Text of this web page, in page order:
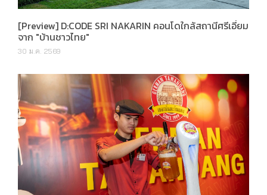
[Preview] D:CODE SRI NAKARIN คอนโดใกล้สถานีศรีเอี่ยม
จาก "บ้านชาวไทย"
30 ม.ค. 2569